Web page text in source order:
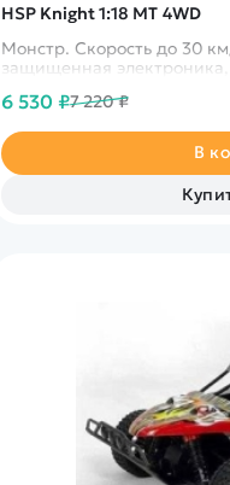
HSP Knight 1:18 MT 4WD
Монстр. Скорость до 30
защищенная электроника,
6 530 ₽7 220 ₽
В